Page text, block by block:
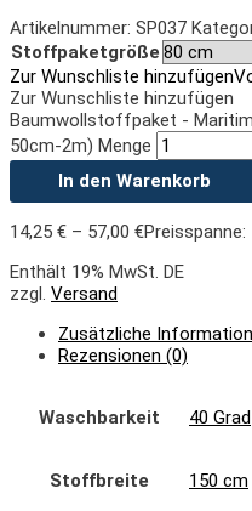
Artikelnummer: SP037
Stoffpaketgröße
Zur Wunschliste hinzufügen
Zur Wunschliste hinzufügen
Baumwollstoffpaket -
50cm-2m) Menge
In den Warenkorb
14,25 € – 57,00 €Preisspanne:
Enthält 19% MwSt. DE
zzgl. Versand
Zusätzliche
Rezensionen (0)
Waschbarkeit 40 Grad
Stoffbreite 150 cm